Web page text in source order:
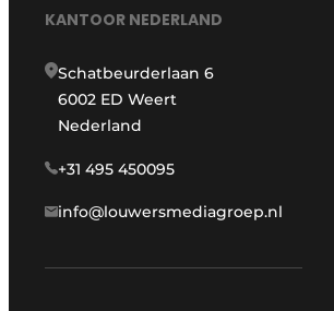
KANTOOR NEDERLAND
Schatbeurderlaan 6
6002 ED Weert
Nederland
+31 495 450095
info@louwersmediagroep.nl